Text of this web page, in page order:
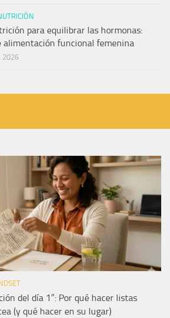
para equilibrar las hormonas:
alimentación funcional femenina
2026
del día 1”: Por qué hacer listas
(y qué hacer en su lugar)